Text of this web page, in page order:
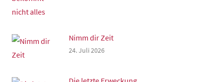
Nimm dir Zeit
24. Juli 2026